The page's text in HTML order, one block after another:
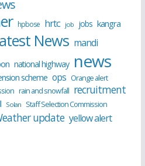
hpbose hrtc job jobs kangra
News mandi
national highway news
scheme ops Orange alert
rain and snowfall recruitment
Solan Staff Selection Commission
update yellow alert